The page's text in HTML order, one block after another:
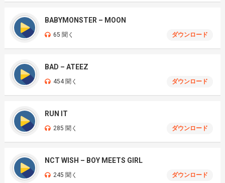
BABYMONSTER – MOON
65 聞く ダウンロード
BAD – ATEEZ
454 聞く ダウンロード
RUN IT
285 聞く ダウンロード
NCT WISH – BOY MEETS GIRL
245 聞く ダウンロード